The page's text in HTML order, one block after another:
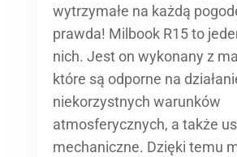
wytrzymałe na każdą
prawda! Milbook R15 to
nich. Jest on wykonany z
które są odporne na
niekorzystnych warunków
atmosferycznych, a także
mechaniczne. Dzięki temu